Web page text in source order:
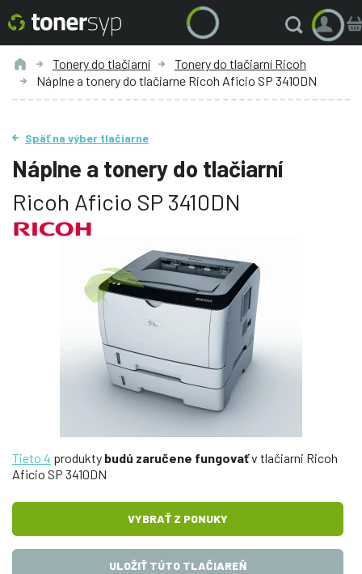
Tonery do tlačiarní
Tonery do tlačiarní Ricoh
Náplne a tonery do tlačiarne Ricoh Aficio SP 3410DN
Späť na výber tlačiarne
Náplne a tonery do tlačiarní
Ricoh Aficio SP 3410DN
Tieto 4 produkty budú zaručene fungovaťv tlačiarni Ricoh
Aficio SP 3410DN
VYBRAŤ Z PONUKY
ULOŽIŤ TÚTO TLAČIAREŇ